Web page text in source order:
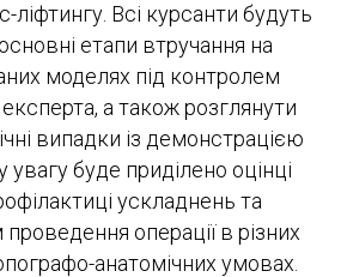
ліфтингу. Всі курсанти будуть
етапи втручання на
моделях під контролем
а також розглянути
випадки із демонстрацією
буде приділено оцінці
ускладнень та
операції в різних
анатомічних умовах.